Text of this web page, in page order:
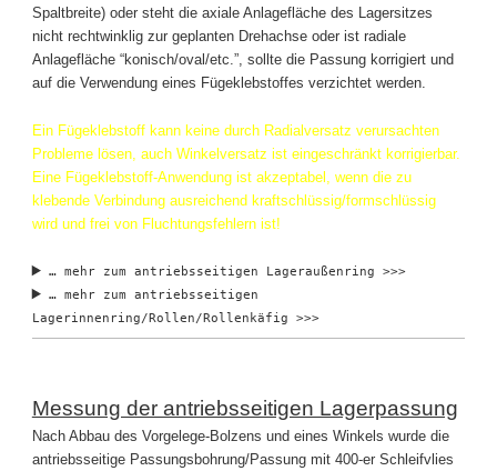
Spaltbreite) oder steht die axiale Anlagefläche des Lagersitzes
nicht rechtwinklig zur geplanten Drehachse oder ist radiale
Anlagefläche “konisch/oval/etc.”, sollte die Passung korrigiert und
auf die Verwendung eines Fügeklebstoffes verzichtet werden.
Ein Fügeklebstoff kann keine durch Radialversatz verursachten
Probleme lösen, auch Winkelversatz ist eingeschränkt korrigierbar.
Eine Fügeklebstoff-Anwendung ist akzeptabel, wenn die zu
klebende Verbindung ausreichend kraftschlüssig/formschlüssig
wird und frei von Fluchtungsfehlern ist!
… mehr zum antriebsseitigen Lageraußenring >>>
… mehr zum antriebsseitigen
Lagerinnenring/Rollen/Rollenkäfig >>>
Messung der antriebsseitigen Lagerpassung
Nach Abbau des Vorgelege-Bolzens und eines Winkels wurde die
antriebsseitige Passungsbohrung/Passung mit 400-er Schleifvlies